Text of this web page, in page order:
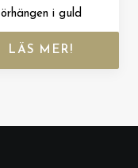
örhängen i guld
LÄS MER!